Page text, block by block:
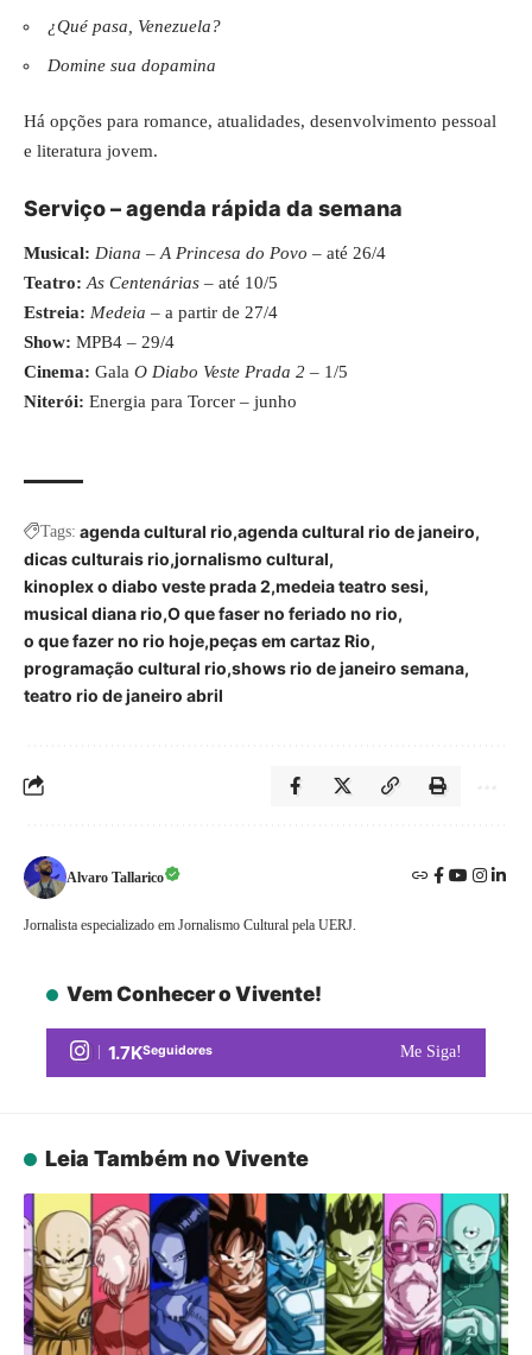
¿Qué pasa, Venezuela?
Domine sua dopamina
Há opções para romance, atualidades, desenvolvimento pessoal
e literatura jovem.
Serviço – agenda rápida da semana
Musical: Diana – A Princesa do Povo – até 26/4
Teatro: As Centenárias – até 10/5
Estreia: Medeia – a partir de 27/4
Show: MPB4 – 29/4
Cinema: Gala O Diabo Veste Prada 2 – 1/5
Niterói: Energia para Torcer – junho
Tags: agenda cultural rio agenda cultural rio de janeiro
dicas culturais rio jornalismo cultural
kinoplex o diabo veste prada 2 medeia teatro sesi
musical diana rio O que faser no feriado no rio
o que fazer no rio hoje peças em cartaz Rio
programação cultural rio shows rio de janeiro semana
teatro rio de janeiro abril
Alvaro Tallarico
Jornalista especializado em Jornalismo Cultural pela UERJ.
Vem Conhecer o Vivente!
1.7KSeguidores Me Siga!
Leia Também no Vivente